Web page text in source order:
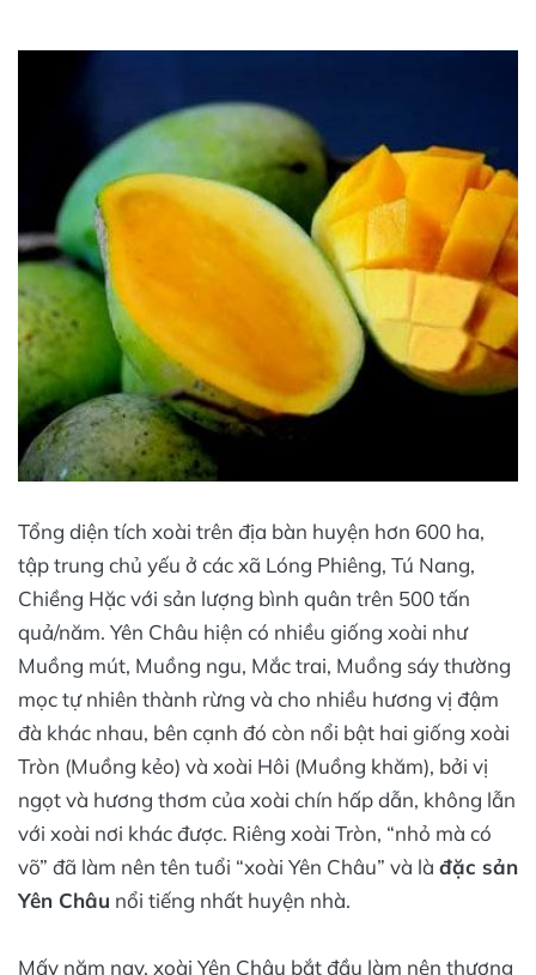
Tổng diện tích xoài trên địa bàn huyện hơn 600 ha,
tập trung chủ yếu ở các xã Lóng Phiêng, Tú Nang,
Chiềng Hặc với sản lượng bình quân trên 500 tấn
quả/năm. Yên Châu hiện có nhiều giống xoài như
Muồng mút, Muồng ngu, Mắc trai, Muồng sáy thường
mọc tự nhiên thành rừng và cho nhiều hương vị đậm
đà khác nhau, bên cạnh đó còn nổi bật hai giống xoài
Tròn (Muồng kẻo) và xoài Hôi (Muồng khăm), bởi vị
ngọt và hương thơm của xoài chín hấp dẫn, không lẫn
với xoài nơi khác được. Riêng xoài Tròn, “nhỏ mà có
võ” đã làm nên tên tuổi “xoài Yên Châu” và là đặc sản
Yên Châu nổi tiếng nhất huyện nhà.
Mấy năm nay, xoài Yên Châu bắt đầu làm nên thương